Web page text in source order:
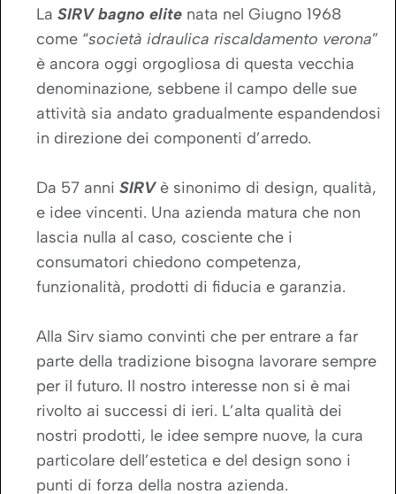
La SIRV bagno elite nata nel Giugno 1968
come “società idraulica riscaldamento verona”
è ancora oggi orgogliosa di questa vecchia
denominazione, sebbene il campo delle sue
attività sia andato gradualmente espandendosi
in direzione dei componenti d’arredo.
Da 57 anni SIRVè sinonimo di design, qualità,
e idee vincenti. Una azienda matura che non
lascia nulla al caso, cosciente che i
consumatori chiedono competenza,
funzionalità, prodotti di fiducia e garanzia.
Alla Sirv siamo convinti che per entrare a far
parte della tradizione bisogna lavorare sempre
per il futuro. Il nostro interesse non si è mai
rivolto ai successi di ieri. L’alta qualità dei
nostri prodotti, le idee sempre nuove, la cura
particolare dell’estetica e del design sono i
punti di forza della nostra azienda.